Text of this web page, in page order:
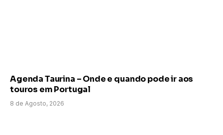
Agenda Taurina – Onde e quando pode ir aos
touros em Portugal
8 de Agosto, 2026